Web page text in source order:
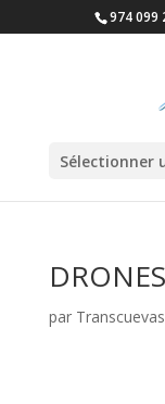
974 099
Sélectionner
par